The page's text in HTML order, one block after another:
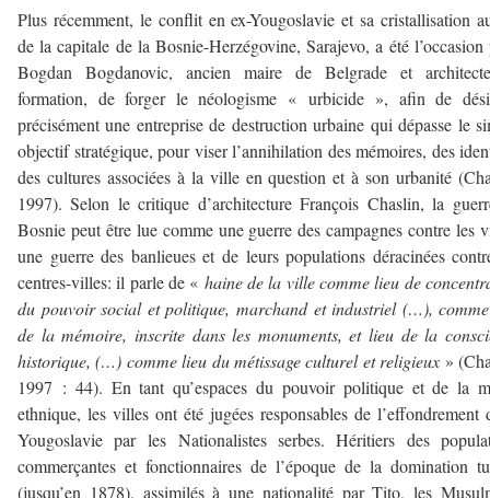
Plus récemment, le conflit en ex-Yougoslavie et sa cristallisation
de la capitale de la Bosnie-Herzégovine, Sarajevo, a été l’occasion
Bogdan Bogdanovic, ancien maire de Belgrade et
formation, de forger le néologisme « urbicide », afin de
précisément une entreprise de destruction urbaine qui dépasse le
objectif stratégique, pour viser l’annihilation des mémoires, des
des cultures associées à la ville en question et à son urbanité
1997). Selon le critique d’architecture François Chaslin, la
Bosnie peut être lue comme une guerre des campagnes contre les
une guerre des banlieues et de leurs populations déracinées
centres-villes: il parle de « haine de la ville comme lieu de
du pouvoir social et politique, marchand et industriel (…),
de la mémoire, inscrite dans les monuments, et lieu de la
historique, (…) comme lieu du métissage culturel et religieux »
1997 : 44). En tant qu’espaces du pouvoir politique et de la
ethnique, les villes ont été jugées responsables de l’effondrement
Yougoslavie par les Nationalistes serbes. Héritiers des
commerçantes et fonctionnaires de l’époque de la domination
(jusqu’en 1878), assimilés à une nationalité par Tito, les